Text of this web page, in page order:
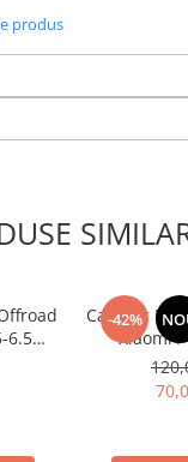
produs
6.5
2025
-42%
Cauciuc
Xiaomi /
Ducati/